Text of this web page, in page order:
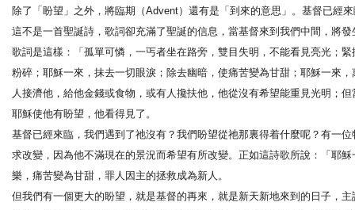
除了「盼望」之外，將臨期（Advent）還有是「到來的意思」。基督已經
這不是一首聖誕詩，歌詞卻充滿了聖誕的信息，當基督來到我們中間，將發
歌詞是這樣：「孤單可憐，一丐者坐在路旁，雙目失明，不能看見亮光；
粉碎；耶穌一來，抹去一切眼淚；除去幽暗，使痛苦變為甘甜；耶穌一來
人接濟他，給他金錢或食物，或有人攙扶他，他從沒有希望能重見光明；
耶穌使他有盼望，他看得見了。
基督已經來臨，我們遇到了祂沒有？我們盼望從祂那裏得着什麼呢？有一
求改變，因為他不滿現在的景況而希望有所改變。正如這詩歌所說：「耶
樂，痛苦變為甘甜，罪人因主的拯救成為新人。
但我們有一個更大的盼望，就是基督的再來，就是新天新地來到的日子，